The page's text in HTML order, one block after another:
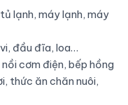
lạnh, máy lạnh, máy
đầu đĩa, loa…
cơm điện, bếp hồng
thức ăn chăn nuôi,